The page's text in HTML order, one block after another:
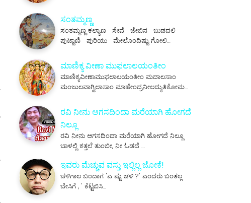
ಸಂತಮ್ಮಣ್ಣ
ಸಂತಮ್ಮಣ್ಣ ಕಲ್ಯಾಣ ಸೇವೆ ಜೇಬಿನ ಬುಡದಲಿ
ಪುಟ್ಟಾಣಿ ಪುರಿಯು ಮೇಲೊಂದಿಷ್ಟು ಗೋಲಿ…
ಮಾಣಿಕ್ಯ ವೀಣಾ ಮುಫಲಾಲಯಂತೀಂ
ಮಾಣಿಕ್ಯವೀಣಾಮುಫಲಾಲಯಂತೀಂ ಮದಾಲಸಾಂ
ಮಂಜುಲವಾಗ್ವಿಲಾಸಾಂ ಮಾಹೇಂದ್ರನೀಲದ್ಯುತಿಕೋಮ…
ರವಿ ನೀನು ಆಗಸದಿಂದಾ ಮರೆಯಾಗಿ ಹೋಗದೆ
ನಿಲ್ಲೂ
ರವಿ ನೀನು ಆಗಸದಿಂದಾ ಮರೆಯಾಗಿ ಹೋಗದೆ ನಿಲ್ಲೂ
ಬಾಳಲ್ಲಿ ಕತ್ತಲೆ ತುಂಬೀ, ನೀ ಓಡದೆ …
ಇವರು ಮೆಚ್ಚುವ ವಸ್ತು ಇಲ್ಲಿಲ್ಲ ಜೋಕೆ!
ಚಳಿಗಾಲ ಬಂದಾಗ 'ಎ ಷ್ಟು ಚಳಿ ?' ಎಂದರು ಬಂತಲ್ಲ
ಬೇಸಿಗೆ , ' ಕೆಟ್ಟಬಿಸಿ…